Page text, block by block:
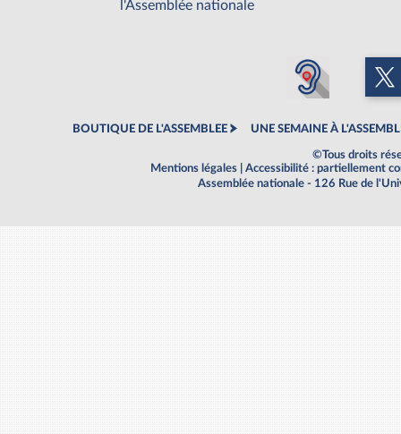
l'Assemblée nationale
BOUTIQUE DE L'ASSEMBLEE UNE SEMAINE À
©Tous droits
Mentions légales
Accessibilité : partiellement
Assemblée nationale - 126 Rue de